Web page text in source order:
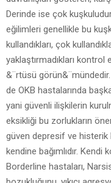
Derinde ise çok
eğilimleri genellikle bu
kullandıkları, çok
yaklaştırmadıkları
&¨rtüsü
de OKB hastalarında
yani güvenli ilişkilerin
eksikliği bu zorlukların
güven depresif ve histerik
kendine bağımlıdır. Kendi
Borderline hastaları,